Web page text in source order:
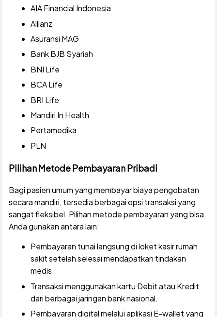
AIA Financial Indonesia
Allianz
Asuransi MAG
Bank BJB Syariah
BNI Life
BCA Life
BRI Life
Mandiri In Health
Pertamedika
PLN
Pilihan Metode Pembayaran Pribadi
Bagi pasien umum yang membayar biaya pengobatan
secara mandiri, tersedia berbagai opsi transaksi yang
sangat fleksibel. Pilihan metode pembayaran yang bisa
Anda gunakan antara lain:
Pembayaran tunai langsung di loket kasir rumah
sakit setelah selesai mendapatkan tindakan
medis.
Transaksi menggunakan kartu Debit atau Kredit
dari berbagai jaringan bank nasional.
Pembayaran digital melalui aplikasi E-wallet yang